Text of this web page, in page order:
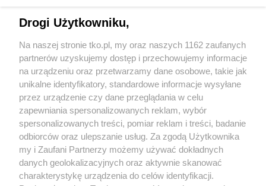
możliwości leczenia i rosnąca rola
Pokaż więcej
Drogi Użytkowniku,
Na naszej stronie tko.pl, my oraz naszych 1162 zaufanych
partnerów uzyskujemy dostęp i przechowujemy informacje
na urządzeniu oraz przetwarzamy dane osobowe, takie jak
unikalne identyfikatory, standardowe informacje wysyłane
przez urządzenie czy dane przeglądania w celu
zapewniania spersonalizowanych reklam, wybór
spersonalizowanych treści, pomiar reklam i treści, badanie
odbiorców oraz ulepszanie usług. Za zgodą Użytkownika
my i Zaufani Partnerzy możemy używać dokładnych
danych geolokalizacyjnych oraz aktywnie skanować
charakterystykę urządzenia do celów identyfikacji.